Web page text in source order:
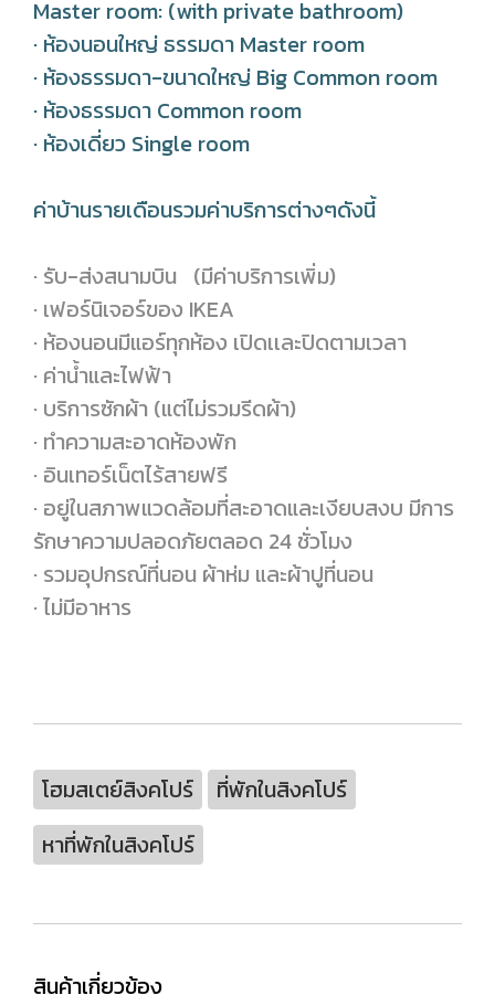
Master room: (with private bathroom)
· ห้องนอนใหญ่ ธรรมดา Master room
· ห้องธรรมดา-ขนาดใหญ่ Big Common room
· ห้องธรรมดา Common room
· ห้องเดี่ยว Single room
ค่าบ้านรายเดือนรวมค่าบริการต่างๆดังนี้
· รับ-ส่งสนามบิน (มีค่าบริการเพิ่ม)
· เฟอร์นิเจอร์ของ IKEA
· ห้องนอนมีแอร์ทุกห้อง เปิดเเละปิดตามเวลา
· ค่าน้ำและไฟฟ้า
· บริการซักผ้า (แต่ไม่รวมรีดผ้า)
· ทำความสะอาดห้องพัก
· อินเทอร์เน็ตไร้สายฟรี
· อยู่ในสภาพแวดล้อมที่สะอาดและเงียบสงบ มีการ
รักษาความปลอดภัยตลอด 24 ชั่วโมง
· รวมอุปกรณ์ที่นอน ผ้าห่ม และผ้าปูที่นอน
· ไม่มีอาหาร
โฮมสเตย์สิงคโปร์
ที่พักในสิงคโปร์
หาที่พักในสิงคโปร์
สินค้าเกี่ยวข้อง